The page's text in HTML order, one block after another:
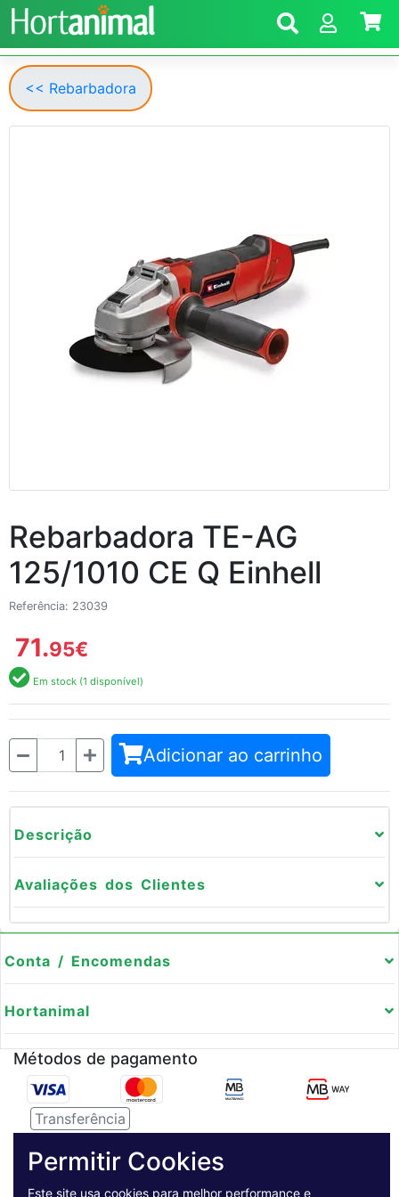
<< Rebarbadora
Rebarbadora TE-AG
125/1010 CE Q Einhell
Referência: 23039
71.95€
Em stock (1 disponível)
Quantidade Adicionar ao carrinho
Descrição
Avaliações dos Clientes
Conta / Encomendas
Hortanimal
Métodos de pagamento
Transferência
Permitir Cookies
Este site usa cookies para melhor performance e